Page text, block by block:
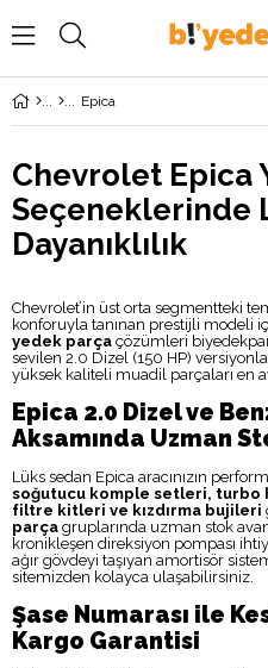
Epica
Chevrolet Epica
Seçeneklerinde
Dayanıklılık
Chevrolet’in üst orta segmentteki
konforuyla tanınan prestijli modeli
yedek parça çözümleri
sevilen 2.0 Dizel (150 HP)
yüksek kaliteli muadil parçaları en
Epica 2.0 Dizel ve
Aksamında Uzman
Lüks sedan Epica aracınızın
soğutucu komple setleri, turbo
filtre kitleri ve kızdırma bujileri
parça gruplarında uzman stok
kronikleşen direksiyon pompası
ağır gövdeyi taşıyan amortisör
sitemizden kolayca ulaşabilirsiniz.
Şase Numarası ile
Kargo Garantisi